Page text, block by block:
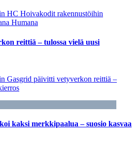
HC Hoivakodit rakennustöihin
Humana
reittiä – tulossa vielä uusi
Gasgrid päivitti vetyverkon reittiä –
kaksi merkkipaalua – suosio kasvaa